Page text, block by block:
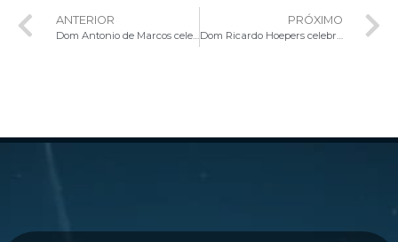
ANTERIOR
Dom Antonio de Marcos celebra o Sacramento da Crisma na Paróquia Nossa Senhora Aparecida
PRÓXIMO
Dom Ricardo Hoepers celebra missa em ação de graças pela reabertura da loja de artigos religiosos da Canção Nova